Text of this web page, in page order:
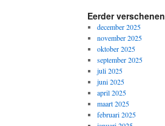
Eerder verschenen
december 2025
november 2025
oktober 2025
september 2025
juli 2025
juni 2025
april 2025
maart 2025
februari 2025